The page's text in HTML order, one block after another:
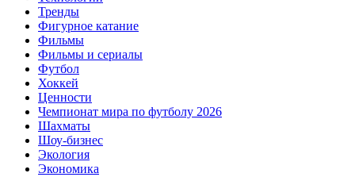
Тренды
Фигурное катание
Фильмы
Фильмы и сериалы
Футбол
Хоккей
Ценности
Чемпионат мира по футболу 2026
Шахматы
Шоу-бизнес
Экология
Экономика